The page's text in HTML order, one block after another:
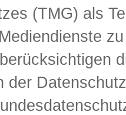
(TMG) als
der